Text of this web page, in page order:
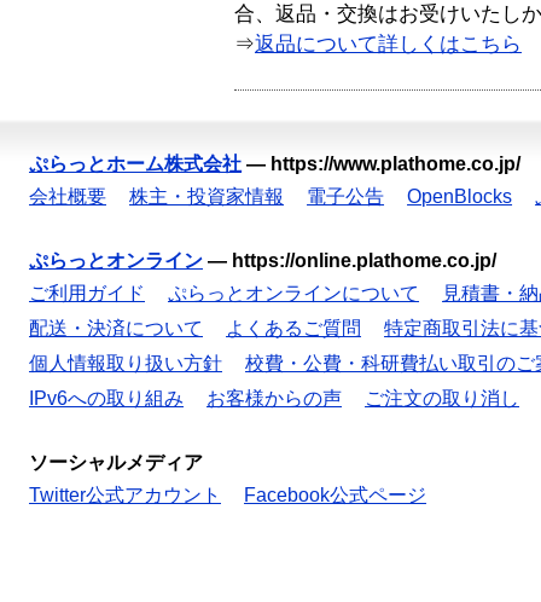
合、返品・交換はお受けいたし
⇒返品について詳しくはこちら
ぷらっとホーム株式会社 — https://www.plathome.co.jp/
会社概要
株主・投資家情報 電子公告 OpenBlocks
ぷらっとオンライン — https://online.plathome.co.jp/
ご利用ガイド
ぷらっとオンラインについて
見積書・
配送・決済について
よくあるご質問
特定商取引法に
個人情報取り扱い方針
校費・公費・科研費払い取引のご
IPv6への取り組み
お客様からの声 ご注文の取り消し
ソーシャルメディア
Twitter公式アカウント
Facebook公式ページ